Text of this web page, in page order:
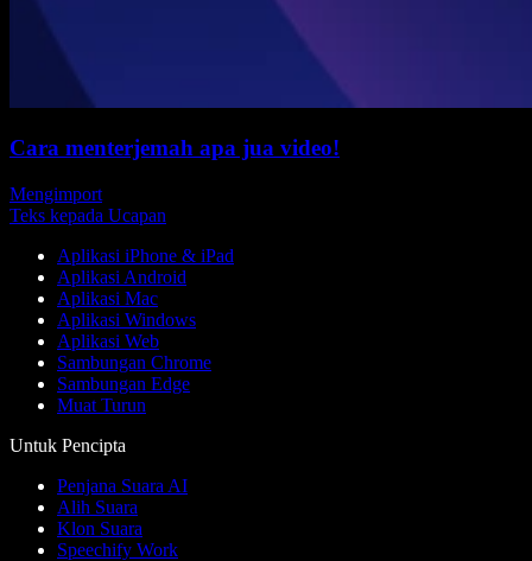
Cara menterjemah apa jua video!
Mengimport
Teks kepada Ucapan
Aplikasi iPhone & iPad
Aplikasi Android
Aplikasi Mac
Aplikasi Windows
Aplikasi Web
Sambungan Chrome
Sambungan Edge
Muat Turun
Untuk Pencipta
Penjana Suara AI
Alih Suara
Klon Suara
Speechify Work